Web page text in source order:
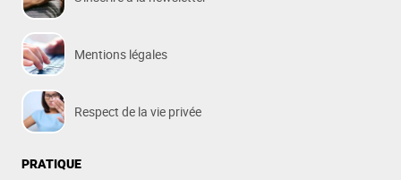
Mentions légales
Respect de la vie privée
PRATIQUE